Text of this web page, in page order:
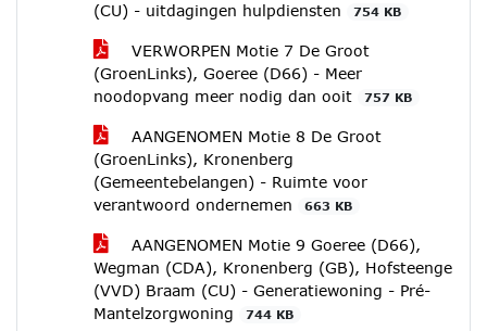
(CU) - uitdagingen hulpdiensten
754 KB
VERWORPEN Motie 7 De Groot
(GroenLinks), Goeree (D66) - Meer
noodopvang meer nodig dan ooit
757 KB
AANGENOMEN Motie 8 De Groot
(GroenLinks), Kronenberg
(Gemeentebelangen) - Ruimte voor
verantwoord ondernemen
663 KB
AANGENOMEN Motie 9 Goeree (D66),
Wegman (CDA), Kronenberg (GB), Hofsteenge
(VVD) Braam (CU) - Generatiewoning - Pré-
Mantelzorgwoning
744 KB